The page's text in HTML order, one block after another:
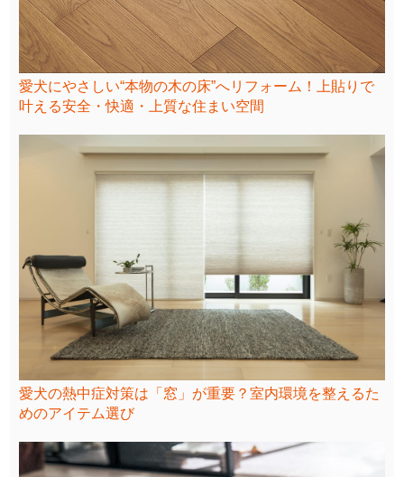
愛犬にやさしい“本物の木の床”へリフォーム！上貼りで
叶える安全・快適・上質な住まい空間
愛犬の熱中症対策は「窓」が重要？室内環境を整えるた
めのアイテム選び